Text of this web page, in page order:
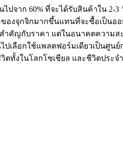
ปจาก 60% ที่จะได้รับสินค้าใน 2-
งจุกจิกมากขึ้นแทนที่จะซื้อเป็นออ
คัญกับราคา แต่ในอนาคตความส
ปเลือกใช้แพลตฟอร์มเดียวเป็นศูน
ตทั้งในโลกโซเชียล และชีวิตประ